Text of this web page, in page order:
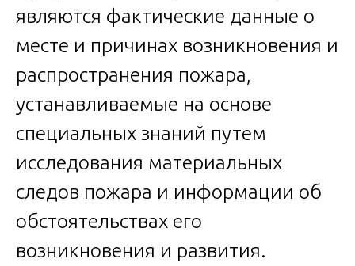
являются фактические данные о
месте и причинах возникновения и
распространения пожара,
устанавливаемые на основе
специальных знаний путем
исследования материальных
следов пожара и информации об
обстоятельствах его
возникновения и развития.